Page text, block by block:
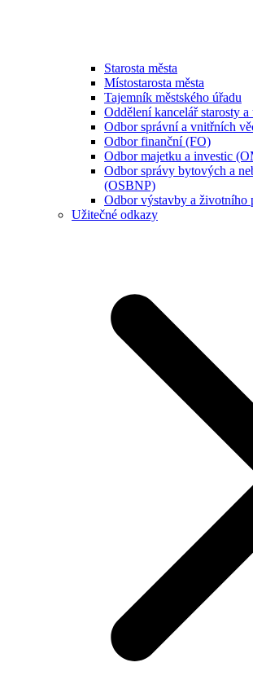
Starosta města
Místostarosta města
Tajemník městského úřadu
Oddělení kancelář starosty
Odbor správní a vnitřních
Odbor finanční (FO)
Odbor majetku a investic
Odbor správy bytových a
(OSBNP)
Odbor výstavby a životního
Užitečné odkazy